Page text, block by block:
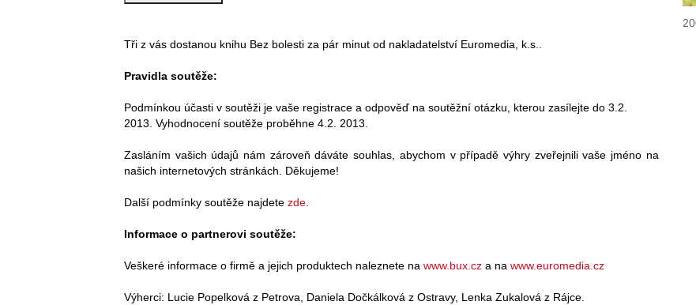
Tři z vás dostanou knihu Bez bolesti za pár minut od nakladatelství Euromedia, k.s..
Pravidla soutěže:
Podmínkou účasti v soutěži je vaše registrace a odpověď na soutěžní otázku, kterou zasílejte do 3.2.
2013. Vyhodnocení soutěže proběhne 4.2. 2013.
Zasláním vašich údajů nám zároveň dáváte souhlas, abychom v případě výhry zveřejnili vaše jméno na
našich internetových stránkách. Děkujeme!
Další podmínky soutěže najdete zde
Informace o partnerovi soutěže:
Veškeré informace o firmě a jejich produktech naleznete na www.bux.cz a na www.euromedia.cz
Výherci: Lucie Popelková z Petrova, Daniela Dočkálková z Ostravy, Lenka Zukalová z Rájce.